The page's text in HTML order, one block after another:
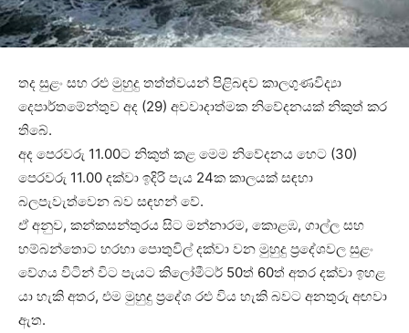
තද සුළං සහ රළු මුහුදු තත්ත්වයන් පිළිබඳව කාලගුණවිද්‍යා
දෙපාර්තමේන්තුව අද (29) අවවාදාත්මක නිවේදනයක් නිකුත් කර
තිබේ.
අද පෙරවරු 11.00ට නිකුත් කළ මෙම නිවේදනය හෙට (30)
පෙරවරු 11.00 දක්වා ඉදිරි පැය 24ක කාලයක් සඳහා
බලපැවැත්වෙන බව සඳහන් වේ.
ඒ අනුව, කන්කසන්තුරය සිට මන්නාරම, කොළඹ, ගාල්ල සහ
හම්බන්තොට හරහා පොතුවිල් දක්වා වන මුහුදු ප්‍රදේශවල සුළං
වේගය විටින් විට පැයට කිලෝමීටර් 50ත් 60ත් අතර දක්වා ඉහළ
යා හැකි අතර, එම මුහුදු ප්‍රදේශ රළු විය හැකි බවට අනතුරු අඟවා
ඇත.